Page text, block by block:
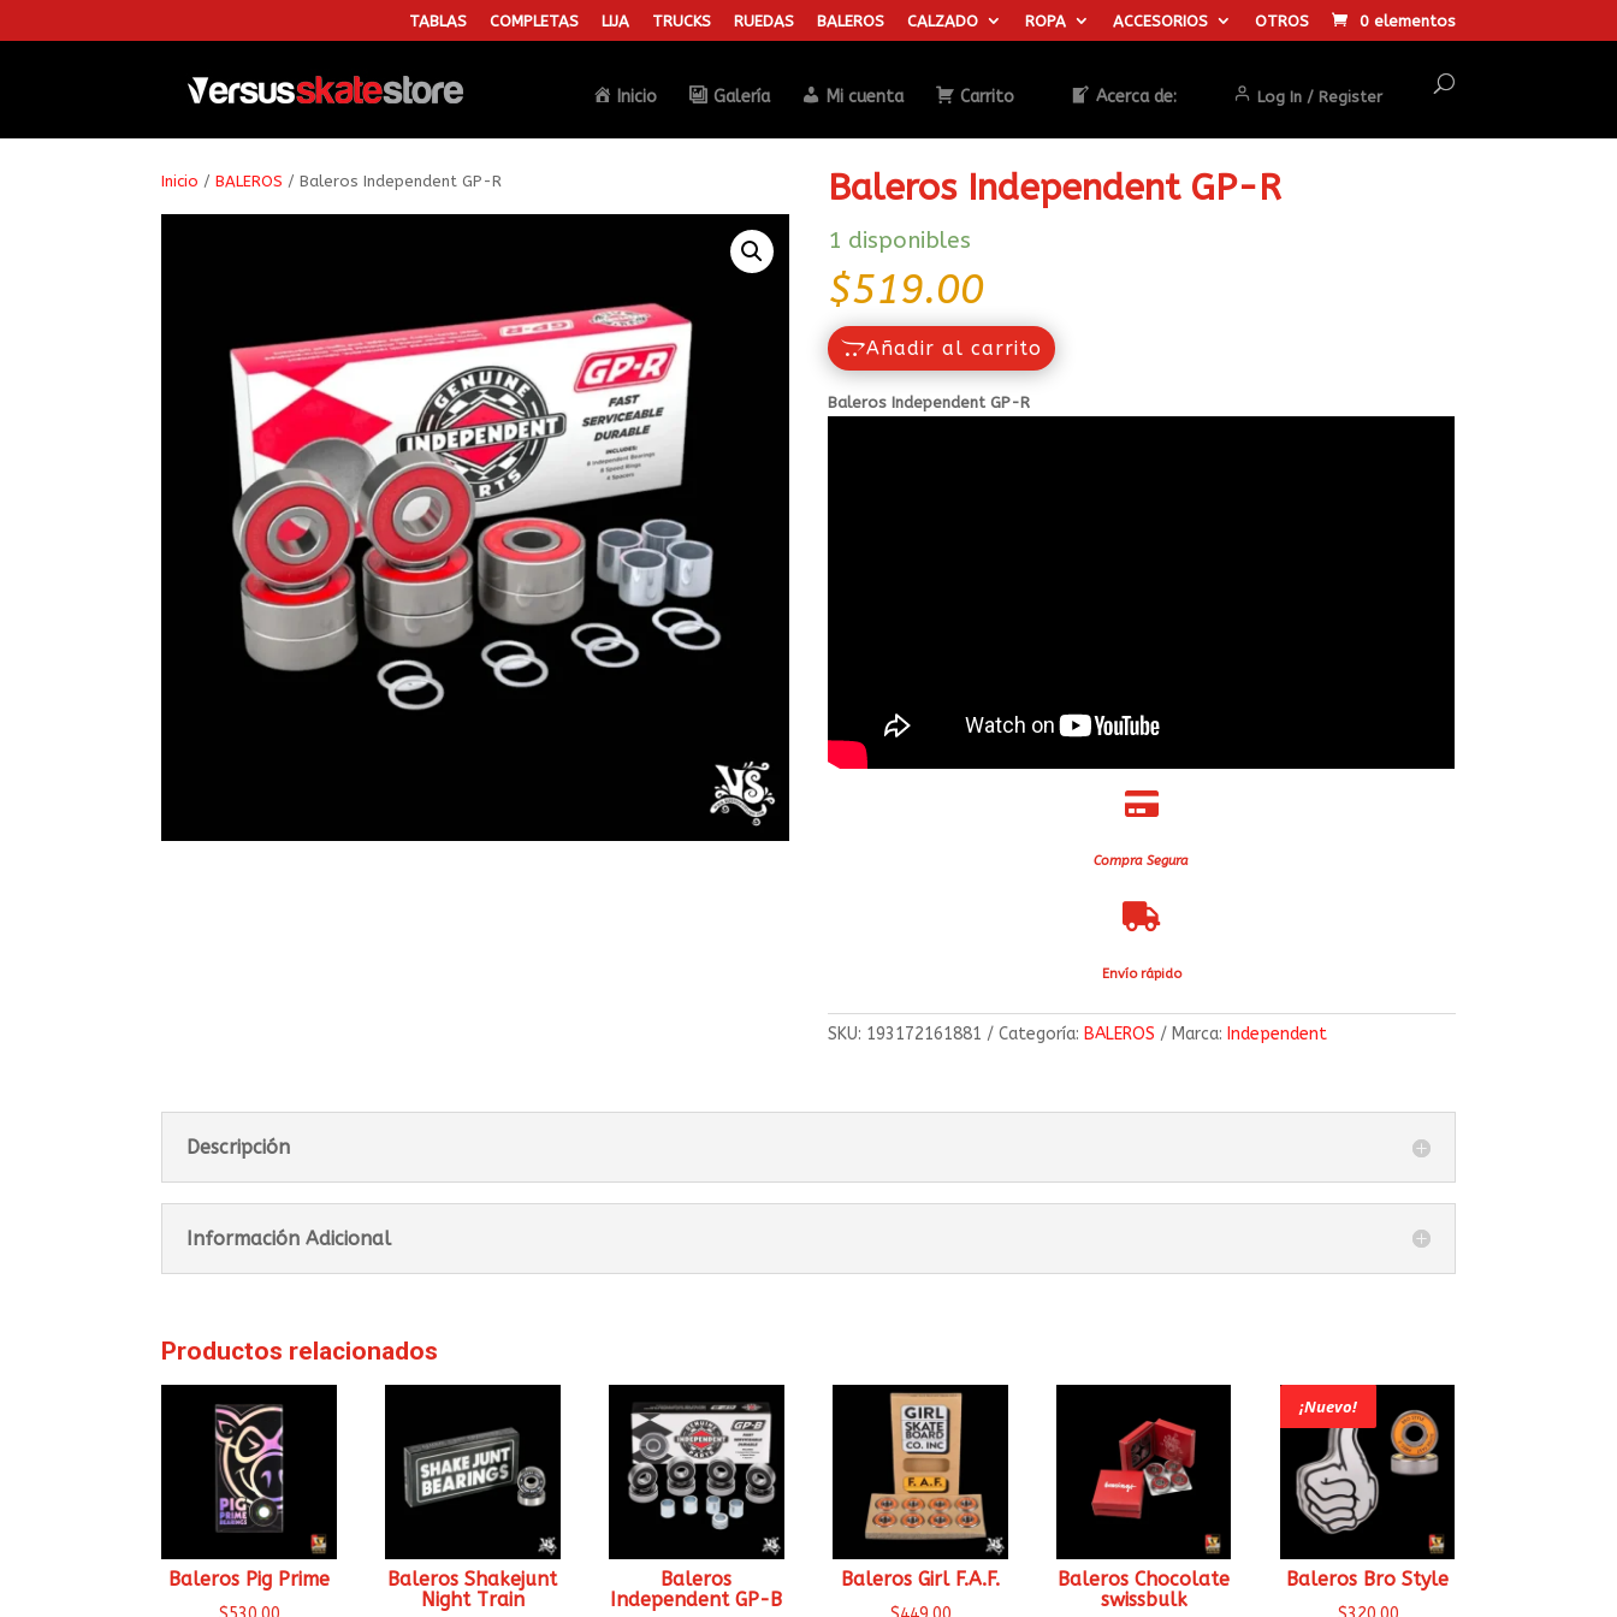
TABLAS COMPLETAS LIJA TRUCKS RUEDAS BALEROS CALZADO ROPA ACCESORIOS OTROS 0 elementos
Inicio Galería Mi cuenta Carrito Acerca de: Log In / Register
Búsqueda
Inicio /BALEROS / Baleros Independent GP-R Baleros Independent GP-R
1 disponibles
$519.00
Añadir al carrito
Baleros Independent GP-R

Compra Segura

Envío rápido
SKU: 193172161881 Categoría: BALEROS Marca: Independent
Descripción
Información Adicional
Productos relacionados
Baleros Pig Prime
Baleros Shakejunt
Night Train
Baleros
Independent GP-B
Baleros Girl F.A.F.
Baleros Chocolate
swissbulk
¡Nuevo!
Baleros Bro Style